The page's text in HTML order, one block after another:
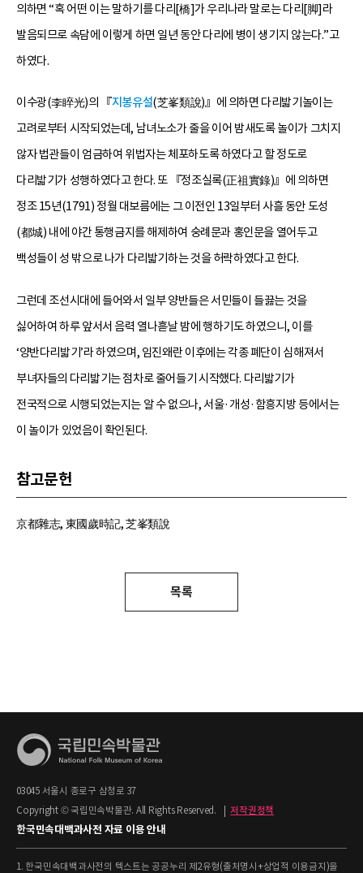
의하면 “혹 어떤 이는 말하기를 다리[橋]가 우리나라 말로는 다리[脚]라
발음되므로 속담에 이렇게 하면 일년 동안 다리에 병이 생기지 않는다.”고
하였다.
이수광(李睟光)의 『지봉유설(芝峯類說)』에 의하면 다리밟기놀이는
고려로부터 시작되었는데, 남녀노소가 줄을 이어 밤새도록 놀이가 그치지
않자 법관들이 엄금하여 위법자는 체포하도록 하였다고 할 정도로
다리밟기가 성행하였다고 한다. 또 『정조실록(正祖實錄)』에 의하면
정조 15년(1791) 정월 대보름에는 그 이전인 13일부터 사흘 동안 도성
(都城) 내에 야간 통행금지를 해제하여 숭례문과 홍인문을 열어두고
백성들이 성 밖으로 나가 다리밟기하는 것을 허락하였다고 한다.
그런데 조선시대에 들어와서 일부 양반들은 서민들이 들끓는 것을
싫어하여 하루 앞서서 음력 열나흗날 밤에 행하기도 하였으니, 이를
‘양반다리밟기’라 하였으며, 임진왜란 이후에는 각종 폐단이 심해져서
부녀자들의 다리밟기는 점차로 줄어들기 시작했다. 다리밟기가
전국적으로 시행되었는지는 알 수 없으나, 서울·개성·함흥지방 등에서는
이 놀이가 있었음이 확인된다.
참고문헌
京都雜志, 東國歲時記, 芝峯類說
목록
03045 서울시 종로구 삼청로 37
Copyright © 국립민속박물관. All Rights Reserved.
저작권정책
한국민속대백과사전 자료 이용 안내
1. 한국민속대백과사전의 텍스트는 공공누리 제2유형(출처명시+상업적 이용금지)을